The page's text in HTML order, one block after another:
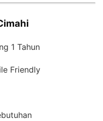
1 Tahun
Friendly